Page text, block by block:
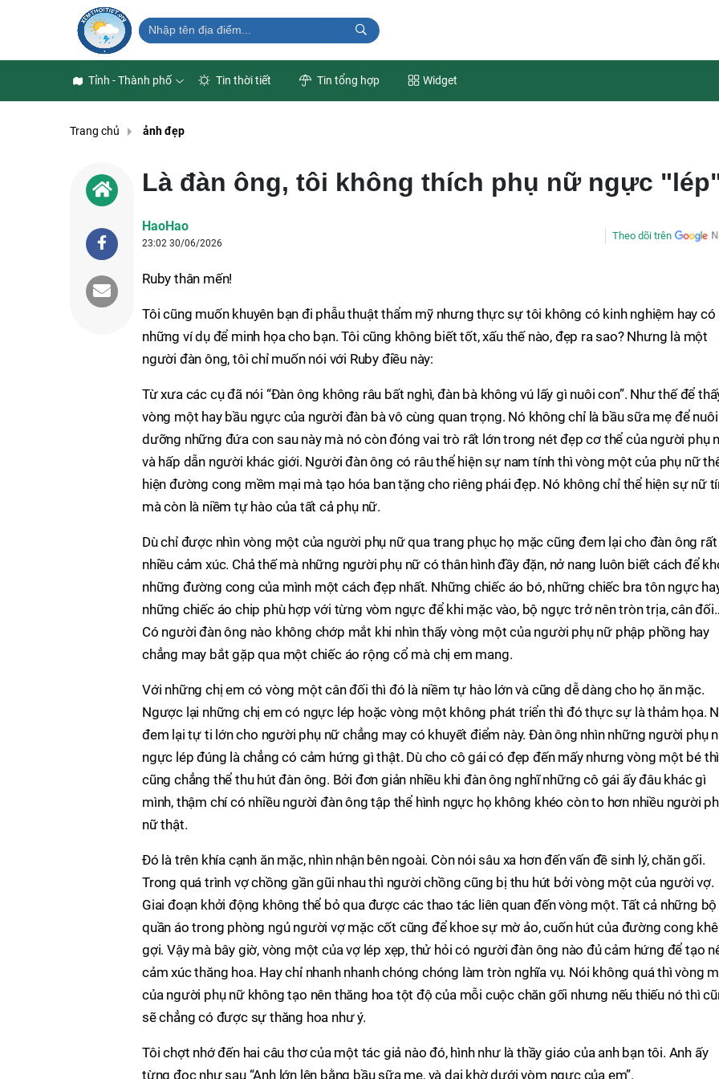
Tỉnh - Thành phố Tin thời tiết Tin tổng hợp Widget
Trang chủ ảnh đẹp
Là đàn ông, tôi không thích phụ nữ ngực
HaoHao
23:02 30/06/2026
Theo dõi trên
Ruby thân mến!
Tôi cũng muốn khuyên bạn đi phẫu thuật thẩm mỹ nhưng thực sự tôi không có kinh nghiệm hay có
những ví dụ để minh họa cho bạn. Tôi cũng không biết tốt, xấu thế nào, đẹp ra sao? Nhưng là một
người đàn ông, tôi chỉ muốn nói với Ruby điều này:
Từ xưa các cụ đã nói “Đàn ông không râu bất nghì, đàn bà không vú lấy gì nuôi con”. Như thế để
vòng một hay bầu ngực của người đàn bà vô cùng quan trọng. Nó không chỉ là bầu sữa mẹ để nuôi
dưỡng những đứa con sau này mà nó còn đóng vai trò rất lớn trong nét đẹp cơ thể của người phụ
và hấp dẫn người khác giới. Người đàn ông có râu thể hiện sự nam tính thì vòng một của phụ nữ
hiện đường cong mềm mại mà tạo hóa ban tặng cho riêng phái đẹp. Nó không chỉ thể hiện sự nữ
mà còn là niềm tự hào của tất cả phụ nữ.
Dù chỉ được nhìn vòng một của người phụ nữ qua trang phục họ mặc cũng đem lại cho đàn ông rất
nhiều cảm xúc. Chả thế mà những người phụ nữ có thân hình đầy đặn, nở nang luôn biết cách để
những đường cong của mình một cách đẹp nhất. Những chiếc áo bó, những chiếc bra tôn ngực
những chiếc áo chip phù hợp với từng vòm ngực để khi mặc vào, bộ ngực trở nên tròn trịa, cân
Có người đàn ông nào không chớp mắt khi nhìn thấy vòng một của người phụ nữ phập phồng hay
chẳng may bắt gặp qua một chiếc áo rộng cổ mà chị em mang.
Với những chị em có vòng một cân đối thì đó là niềm tự hào lớn và cũng dễ dàng cho họ ăn mặc.
Ngược lại những chị em có ngực lép hoặc vòng một không phát triển thì đó thực sự là thảm họa.
đem lại tự ti lớn cho người phụ nữ chẳng may có khuyết điểm này. Đàn ông nhìn những người phụ
ngực lép đúng là chẳng có cảm hứng gì thật. Dù cho cô gái có đẹp đến mấy nhưng vòng một bé thì
cũng chẳng thể thu hút đàn ông. Bởi đơn giản nhiều khi đàn ông nghĩ những cô gái ấy đâu khác gì
mình, thậm chí có nhiều người đàn ông tập thể hình ngực họ không khéo còn to hơn nhiều người
nữ thật.
Đó là trên khía cạnh ăn mặc, nhìn nhận bên ngoài. Còn nói sâu xa hơn đến vấn đề sinh lý, chăn gối.
Trong quá trình vợ chồng gần gũi nhau thì người chồng cũng bị thu hút bởi vòng một của người vợ.
Giai đoạn khởi động không thể bỏ qua được các thao tác liên quan đến vòng một. Tất cả những bộ
quần áo trong phòng ngủ người vợ mặc cốt cũng để khoe sự mờ ảo, cuốn hút của đường cong
gợi. Vậy mà bây giờ, vòng một của vợ lép xẹp, thử hỏi có người đàn ông nào đủ cảm hứng để tạo
cảm xúc thăng hoa. Hay chỉ nhanh nhanh chóng chóng làm tròn nghĩa vụ. Nói không quá thì vòng
của người phụ nữ không tạo nên thăng hoa tột độ của mỗi cuộc chăn gối nhưng nếu thiếu nó thì
sẽ chẳng có được sự thăng hoa như ý.
Tôi chợt nhớ đến hai câu thơ của một tác giả nào đó, hình như là thầy giáo của anh bạn tôi. Anh ấy
từng đọc như sau “Anh lớn lên bằng bầu sữa mẹ, và dại khờ dưới vòm ngực của em”.